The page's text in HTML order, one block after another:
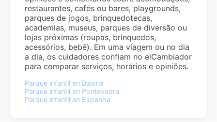
restaurantes, cafés ou bares, playgrounds,
parques de jogos, brinquedotecas,
academias, museus, parques de diversão ou
lojas próximas (roupas, brinquedos,
acessórios, bebê). Em uma viagem ou no dia
a dia, os cuidadores confiam no elCambiador
para comparar serviços, horários e opiniões.
Parque infantil en Baiona
Parque infantil en Pontevedra
Parque infantil en Espanha